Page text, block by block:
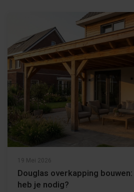
19 Mei 2026
Douglas overkapping
heb je nodig?